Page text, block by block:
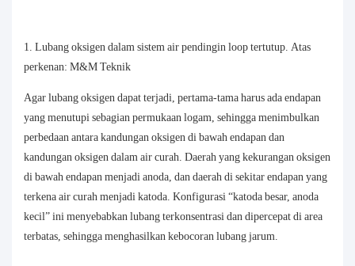
1. Lubang oksigen dalam sistem air pendingin loop tertutup. Atas
perkenan: M&M Teknik
Agar lubang oksigen dapat terjadi, pertama-tama harus ada endapan
yang menutupi sebagian permukaan logam, sehingga menimbulkan
perbedaan antara kandungan oksigen di bawah endapan dan
kandungan oksigen dalam air curah. Daerah yang kekurangan oksigen
di bawah endapan menjadi anoda, dan daerah di sekitar endapan yang
terkena air curah menjadi katoda. Konfigurasi “katoda besar, anoda
kecil” ini menyebabkan lubang terkonsentrasi dan dipercepat di area
terbatas, sehingga menghasilkan kebocoran lubang jarum.